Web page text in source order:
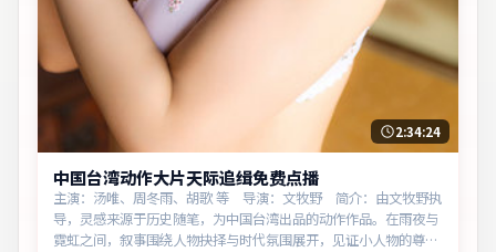
2:34:24
中国台湾动作大片天际追缉免费点播
主演：汤唯、周冬雨、胡歌 等 导演：文牧野 简介：由文牧野执
导，灵感来源于历史随笔，为中国台湾出品的动作作品。在雨夜与
霓虹之间，叙事围绕人物抉择与时代氛围展开，见证小人物的尊严